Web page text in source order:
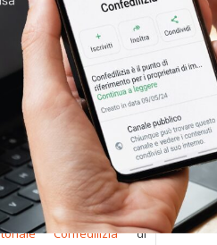
al contenuto
riservato ai
nelle Banche dati
dei soci ma per poterli
inserire i dati di accesso
della pagina
utente e password
richiedili alla tua
Confediliziadi